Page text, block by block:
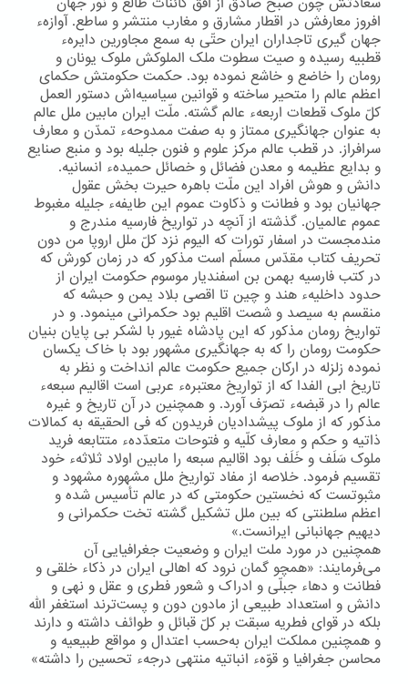
افروز معارفش در اقطار مشارق و مغارب منتشر و ساطع. آوازهء
جهان گیری تاجداران ایران حتّی به سمع مجاورین دایرهء
قطبیه رسیده و صیت سطوت ملک الملوکش ملوک یونان و
رومان را خاضع و خاشع نموده بود. حکمت حکومتش حکمای
اعظم عالم را متحیر ساخته و قوانین سیاسیه‌اش دستور العمل
کلّ ملوک قطعات اربعهء عالم گشته. ملّت ایران مابین ملل عالم
به عنوان جهانگیری ممتاز و به صفت ممدوحهء تمدّن و معارف
سرافراز. در قطب عالم مرکز علوم و فنون جلیله بود و منبع صنایع
و بدایع عظیمه و معدن فضائل و خصائل حمیدهء انسانیه.
دانش و هوش افراد این ملّت باهره حیرت بخش عقول
جهانیان بود و فطانت و ذکاوت عموم این طایفهء جلیله مغبوط
عموم عالمیان. گذشته از آنچه در تواریخ فارسیه مندرج و
مندمجست در اسفار تورات که الیوم نزد کلّ ملل اروپا من دون
تحریف کتاب مقدّس مسلّم است مذکور که در زمان کورش که
در کتب فارسیه بهمن بن اسفندیار موسوم حکومت ایران از
حدود داخلیهء هند و چین تا اقصی بلاد یمن و حبشه که
منقسم به سیصد و شصت اقلیم بود حکمرانی مینمود. و در
تواریخ رومان مذکور که این پادشاه غیور با لشکر بی پایان بنیان
حکومت رومان را که به جهانگیری مشهور بود با خاک یکسان
نموده زلزله در ارکان جمیع حکومت عالم انداخت و نظر به
تاریخ ابی الفدا که از تواریخ معتبرهء عربی است اقالیم سبعهء
عالم را در قبضهء تصرّف آورد. و همچنین در آن تاریخ و غیره
مذکور که از ملوک پیشدادیان فریدون که فی الحقیقه به کمالات
ذاتیه و حکم و معارف کلّیه و فتوحات متعدّدهء متتابعه فرید
ملوک سَلَف و خَلَف بود اقالیم سبعه را مابین اولاد ثلاثهء خود
تقسیم فرمود. خلاصه از مفاد تواریخ ملل مشهوره مشهود و
مثبوتست که نخستین حکومتی که در عالم تأسیس شده و
اعظم سلطنتی که بین ملل تشکیل گشته تخت حکمرانی و
دیهیم جهانبانی ایرانست.»
همچنین در مورد ملت ایران و وضعیت جغرافیایی آن
می‌فرمایند: «همچو گمان نرود که اهالی ایران در ذکاء خلقی و
فطانت و دهاء جبلّی و ادراک و شعور فطری و عقل و نهی و
دانش و استعداد طبیعی از مادون دون و پست‌ترند استغفر اللّه
بلکه در قوای فطریه سبقت بر کلّ قبائل و طوائف داشته و دارند
و همچنین مملکت ایران به‌حسب اعتدال و مواقع طبیعیه و
محاسن جغرافیا و قوّهء انباتیه منتهی درجهء تحسین را داشته»